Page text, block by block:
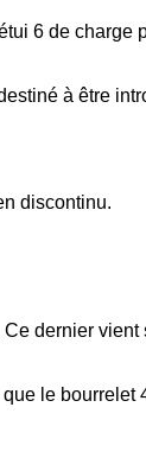
6 de charge
à être
discontinu.
dernier
le bourrelet